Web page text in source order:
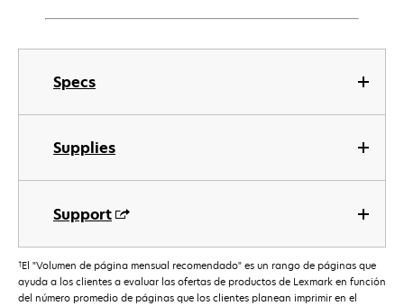
Specs
Supplies
Support
†El "Volumen de página mensual recomendado" es un rango de páginas que
ayuda a los clientes a evaluar las ofertas de productos de Lexmark en función
del número promedio de páginas que los clientes planean imprimir en el